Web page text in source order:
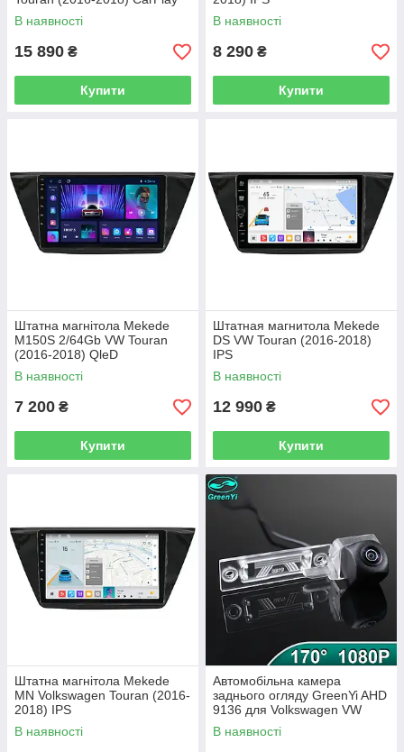
QleD
В наявності
15 890 ₴
Купити
В наявності
8 290 ₴
Купити
Штатна магнітола Mekede
M150S 2/64Gb VW Touran
(2016-2018) QleD
В наявності
7 200 ₴
Купити
Штатная магнитола Mekede
DS VW Touran (2016-2018)
IPS
В наявності
12 990 ₴
Купити
Штатна магнітола Mekede
MN Volkswagen Touran (2016-
2018) IPS
В наявності
Автомобільна камера
заднього огляду GreenYi AHD
9136 для Volkswagen VW
Passat B6 CC Touran Caddy
Golf Plus Touareg
В наявності